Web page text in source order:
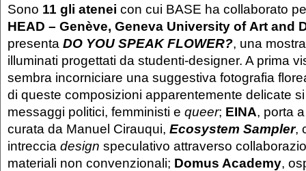
Sono 11 gli atenei con cui BASE ha collaborato
HEAD – Genève, Geneva University of Art and
presenta DO YOU SPEAK FLOWER?, una
illuminati progettati da studenti-designer. A prima
sembra incorniciare una suggestiva fotografia
di queste composizioni apparentemente delicate
messaggi politici, femministi e queer; EINA, porta
curata da Manuel Cirauqui, Ecosystem Sampler,
intreccia design speculativo attraverso
materiali non convenzionali; Domus Academy,